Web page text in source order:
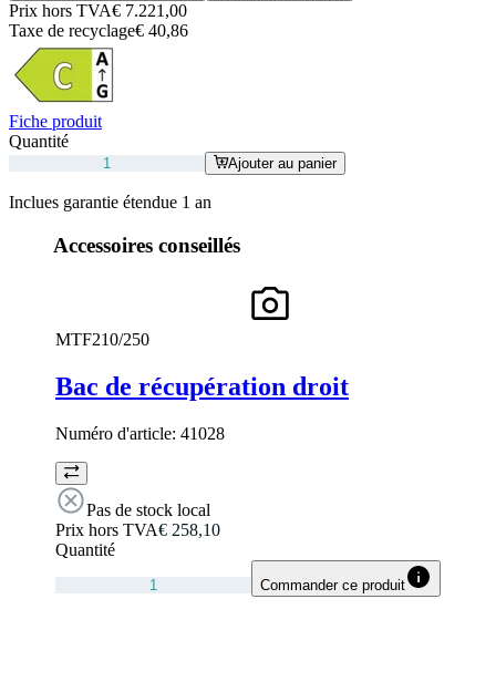
Prix hors TVA€ 7.221,00
Taxe de recyclage€ 40,86
Fiche produit
Quantité
Ajouter au panier
Inclues garantie étendue 1 an
Accessoires conseillés
MTF210/250
Bac de récupération droit
Numéro d'article: 41028
Pas de stock local
Prix hors TVA€ 258,10
Quantité
Commander ce produit